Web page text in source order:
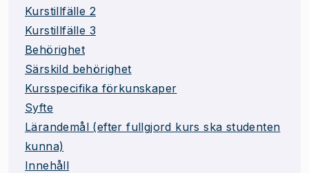
Kurstillfälle 2
Kurstillfälle 3
Behörighet
Särskild behörighet
Kursspecifika förkunskaper
Syfte
Lärandemål (efter fullgjord kurs ska studenten
kunna)
Innehåll